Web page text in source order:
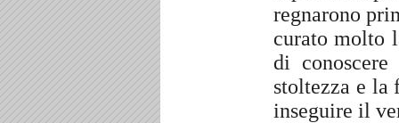
regnarono
curato molto
di
stoltezza e la
inseguire il